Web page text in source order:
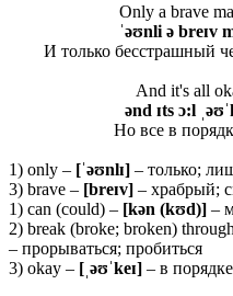
Only a brave
ˈəʊnli ə breɪv
И только бесстрашный
And it's all
ənd ɪts ɔ:l
Но все в
1) only – [ˈəʊnlɪ] – только;
3) brave – [breɪv] – храбрый;
1) can (could) – [kən (kʊd)] –
2) break (broke; broken)
– прорываться; пробиться
3) okay – [ˌəʊˈkeɪ] – в